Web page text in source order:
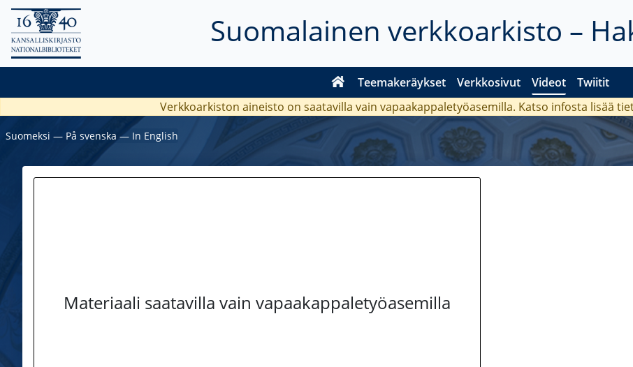
Suomalainen verkkoarkisto –
Teemakeräykset Verkkosivut Videot Twiitit
Verkkoarkiston aineisto on saatavilla vain vapaakappaletyöasemilla. Katso infosta lisää
Suomeksi ― På svenska ― In English
Materiaali saatavilla vain vapaakappaletyöasemilla